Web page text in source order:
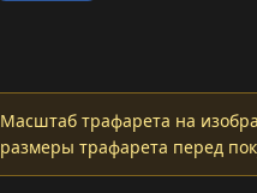
Масштаб трафарета на
размеры трафарета перед